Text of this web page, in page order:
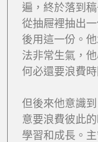
遍，終於落到
從抽屜裡抽出
後用這一份。
法非常生氣，
何必還要浪費
但後來他意識
意要浪費彼此
學習和成長。